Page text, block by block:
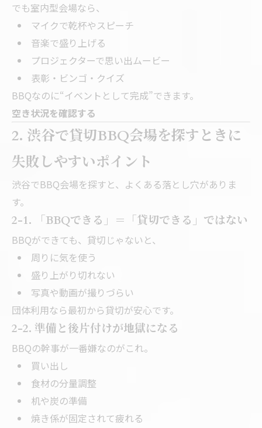
でも室内型会場なら、
マイクで乾杯やスピーチ
音楽で盛り上げる
プロジェクターで思い出ムービー
表彰・ビンゴ・クイズ
BBQなのに“イベントとして完成”できます。
空き状況を確認する
2. 渋谷で貸切BBQ会場を探すときに
失敗しやすいポイント
渋谷でBBQ会場を探すと、よくある落とし穴がありま
す。
2-1. 「BBQできる」＝「貸切できる」ではない
BBQができても、貸切じゃないと、
周りに気を使う
盛り上がり切れない
写真や動画が撮りづらい
団体利用なら最初から貸切が安心です。
2-2. 準備と後片付けが地獄になる
BBQの幹事が一番嫌なのがこれ。
買い出し
食材の分量調整
机や炭の準備
焼き係が固定されて疲れる